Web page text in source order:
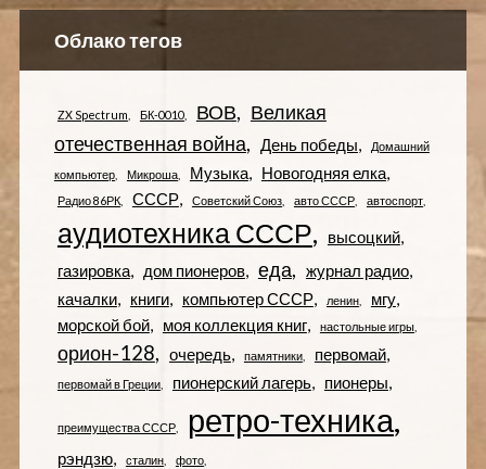
Облако тегов
ZX Spectrum БК-0010 ВОВ
Великая
отечественная война
День победы
Домашний
компьютер
Микроша Музыка Новогодняя елка
Радио 86РК СССР Советский Союз авто СССР автоспорт
аудиотехника СССР
высоцкий
газировка
дом пионеров еда
журнал радио
качалки
книги компьютер СССР ленин
мгу
морской бой
моя коллекция книг настольные игры
орион-128 очередь памятники первомай
первомай в Греции пионерский лагерь пионеры
преимущества СССР ретро-техника
рэндзю сталин фото